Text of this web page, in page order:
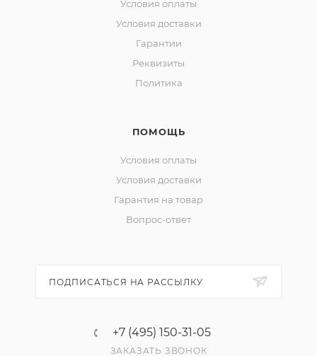
Условия оплаты
Условия доставки
Гарантии
Реквизиты
Политика
ПОМОЩЬ
Условия оплаты
Условия доставки
Гарантия на товар
Вопрос-ответ
ПОДПИСАТЬСЯ НА РАССЫЛКУ
+7 (495) 150-31-05
ЗАКАЗАТЬ ЗВОНОК